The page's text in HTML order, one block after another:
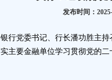
发布时间：
行党委书记、行长潘功胜主
主要金融单位学习贯彻党的